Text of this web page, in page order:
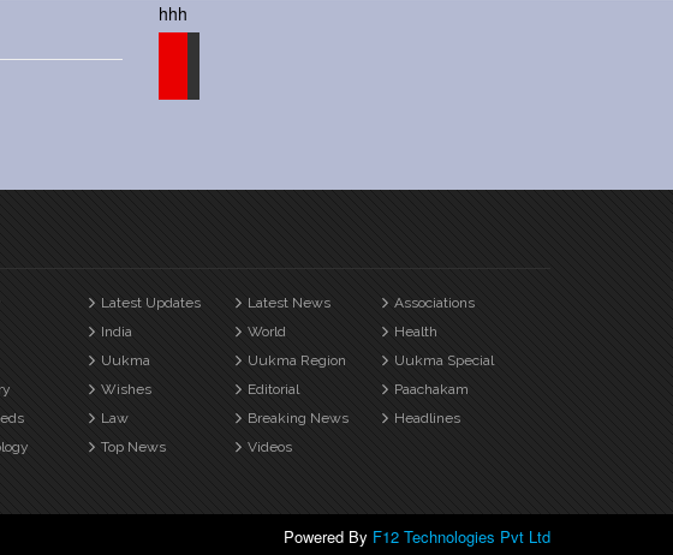
hhh
Latest Updates Latest News
Associations
India World
Health
Uukma Uukma Region
Uukma Special
Wishes Editorial
Paachakam
Law Breaking News
Headlines
Top News Videos
Powered By F12 Technologies Pvt Ltd